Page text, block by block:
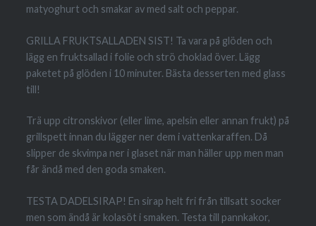
matyoghurt och smakar av med salt och peppar.
GRILLA FRUKTSALLADEN SIST! Ta vara på glöden och
lägg en fruktsallad i folie och strö choklad över. Lägg
paketet på glöden i 10 minuter. Bästa desserten med glass
till!
Trä upp citronskivor (eller lime, apelsin eller annan frukt) på
grillspett innan du lägger ner dem i vattenkaraffen. Då
slipper de skvimpa ner i glaset när man häller upp men man
får ändå med den goda smaken.
TESTA DADELSIRAP! En sirap helt fri från tillsatt socker
men som ändå är kolasöt i smaken. Testa till pannkakor,